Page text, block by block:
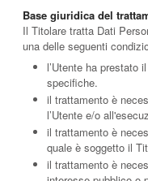
Base giuridica del
Il Titolare tratta Dati
una delle seguenti
l’Utente ha prestato
specifiche.
il trattamento è
l’Utente e/o
il trattamento è
quale è soggetto il
il trattamento è